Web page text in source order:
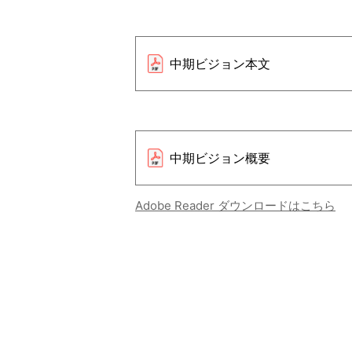
中期ビジョン本文
中期ビジョン概要
Adobe Reader ダウンロードはこちら